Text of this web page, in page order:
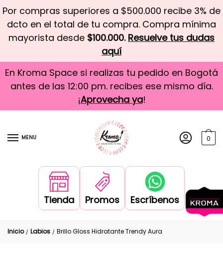
Por compras superiores a $500.000 recibe 3% de
dcto en el total de tu compra. Compra mínima
mayorista desde $100.000. Resuelve tus dudas
aquí
En Kroma Space si realizas tu pedido en Bogotá
antes de las 12:00 pm. recibes ese mismo día.
¡Aprovecha ya!
MENU 0
Tienda Promos Escríbenos
Inicio / Labios / Brillo Gloss Hidratante Trendy Aura